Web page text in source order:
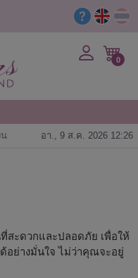
0
น อา., 9 ส.ค. 2026 12:26
ที่สะดวกและปลอดภัย เพื่อให้
อย่างมั่นใจ ไม่ว่าคุณจะอยู่